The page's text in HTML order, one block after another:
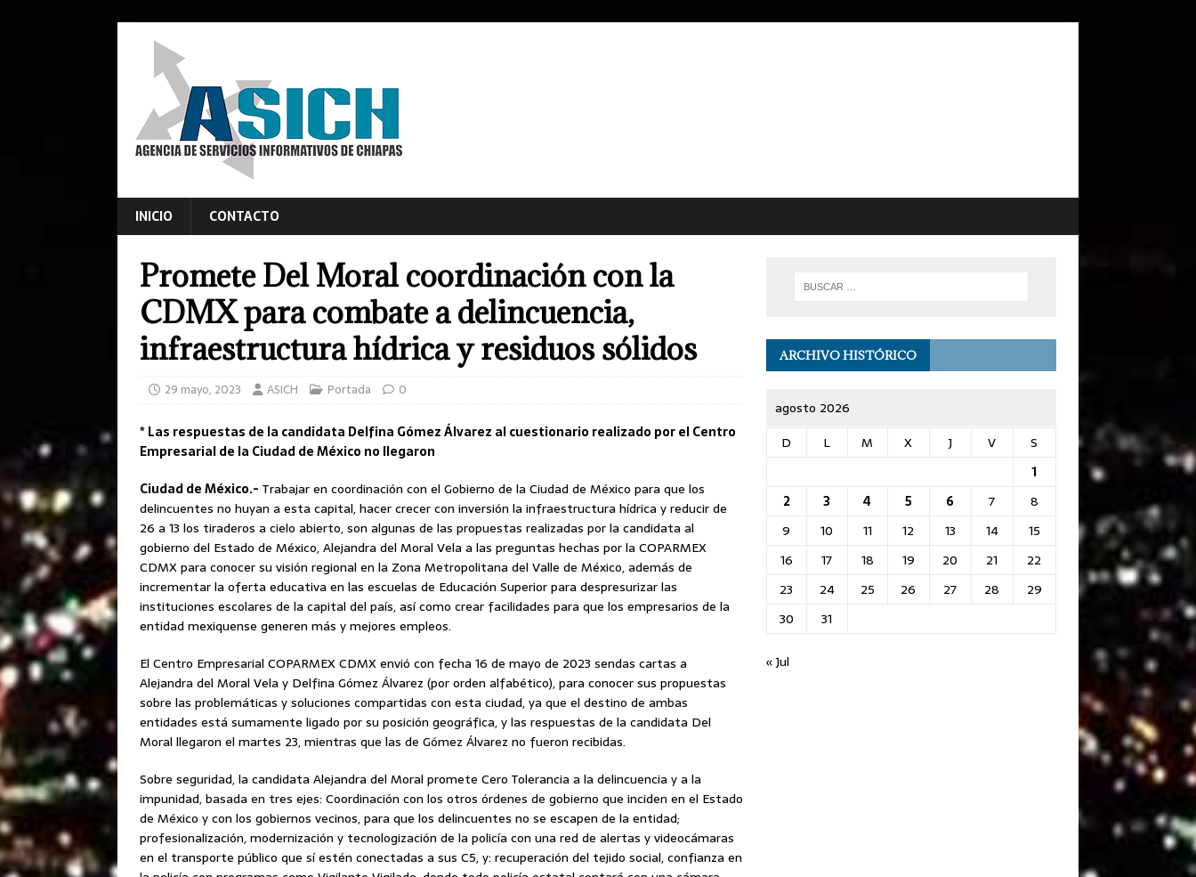
INICIO CONTACTO
Promete Del Moral coordinación con la
CDMX para combate a delincuencia,
infraestructura hídrica y residuos sólidos
29 mayo, 2023 ASICH Portada 0
* Las respuestas de la candidata Delfina Gómez Álvarez al cuestionario realizado por el Centro
Empresarial de la Ciudad de México no llegaron
Ciudad de México.- Trabajar en coordinación con el Gobierno de la Ciudad de México para que los
delincuentes no huyan a esta capital, hacer crecer con inversión la infraestructura hídrica y reducir de
26 a 13 los tiraderos a cielo abierto, son algunas de las propuestas realizadas por la candidata al
gobierno del Estado de México, Alejandra del Moral Vela a las preguntas hechas por la COPARMEX
CDMX para conocer su visión regional en la Zona Metropolitana del Valle de México, además de
incrementar la oferta educativa en las escuelas de Educación Superior para despresurizar las
instituciones escolares de la capital del país, así como crear facilidades para que los empresarios de la
entidad mexiquense generen más y mejores empleos.
El Centro Empresarial COPARMEX CDMX envió con fecha 16 de mayo de 2023 sendas cartas a
Alejandra del Moral Vela y Delfina Gómez Álvarez (por orden alfabético), para conocer sus propuestas
sobre las problemáticas y soluciones compartidas con esta ciudad, ya que el destino de ambas
entidades está sumamente ligado por su posición geográfica, y las respuestas de la candidata Del
Moral llegaron el martes 23, mientras que las de Gómez Álvarez no fueron recibidas.
Sobre seguridad, la candidata Alejandra del Moral promete Cero Tolerancia a la delincuencia y a la
impunidad, basada en tres ejes: Coordinación con los otros órdenes de gobierno que inciden en el Estado
de México y con los gobiernos vecinos, para que los delincuentes no se escapen de la entidad;
profesionalización, modernización y tecnologización de la policía con una red de alertas y videocámaras
en el transporte público que sí estén conectadas a sus C5, y: recuperación del tejido social, confianza en
ARCHIVO HISTÓRICO
agosto 2026
D
L M X J V
S
1
2
3 4 5 6 7
8
9
10 11 12 13 14
15
16
17 18 19 20 21
22
23
24 25 26 27 28
29
30
31
« Jul